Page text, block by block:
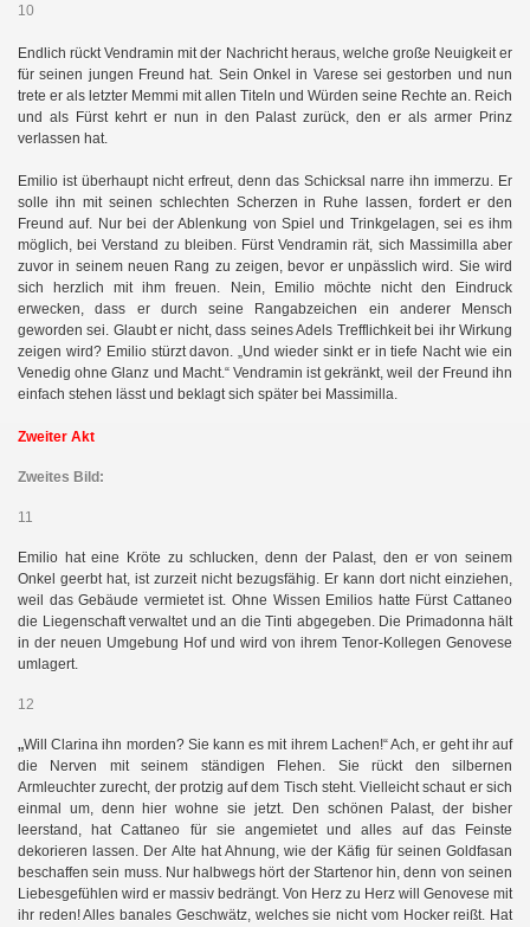
10
Endlich rückt Vendramin mit der Nachricht heraus, welche große Neuigkeit er
für seinen jungen Freund hat. Sein Onkel in Varese sei gestorben und nun
trete er als letzter Memmi mit allen Titeln und Würden seine Rechte an. Reich
und als Fürst kehrt er nun in den Palast zurück, den er als armer Prinz
verlassen hat.
Emilio ist überhaupt nicht erfreut, denn das Schicksal narre ihn immerzu. Er
solle ihn mit seinen schlechten Scherzen in Ruhe lassen, fordert er den
Freund auf. Nur bei der Ablenkung von Spiel und Trinkgelagen, sei es ihm
möglich, bei Verstand zu bleiben. Fürst Vendramin rät, sich Massimilla aber
zuvor in seinem neuen Rang zu zeigen, bevor er unpässlich wird. Sie wird
sich herzlich mit ihm freuen. Nein, Emilio möchte nicht den Eindruck
erwecken, dass er durch seine Rangabzeichen ein anderer Mensch
geworden sei. Glaubt er nicht, dass seines Adels Trefflichkeit bei ihr Wirkung
zeigen wird? Emilio stürzt davon. „Und wieder sinkt er in tiefe Nacht wie ein
Venedig ohne Glanz und Macht.“ Vendramin ist gekränkt, weil der Freund ihn
einfach stehen lässt und beklagt sich später bei Massimilla.
Zweiter Akt
Zweites Bild:
11
Emilio hat eine Kröte zu schlucken, denn der Palast, den er von seinem
Onkel geerbt hat, ist zurzeit nicht bezugsfähig. Er kann dort nicht einziehen,
weil das Gebäude vermietet ist. Ohne Wissen Emilios hatte Fürst Cattaneo
die Liegenschaft verwaltet und an die Tinti abgegeben. Die Primadonna hält
in der neuen Umgebung Hof und wird von ihrem Tenor-Kollegen Genovese
umlagert.
12
„Will Clarina ihn morden? Sie kann es mit ihrem Lachen!“ Ach, er geht ihr auf
die Nerven mit seinem ständigen Flehen. Sie rückt den silbernen
Armleuchter zurecht, der protzig auf dem Tisch steht. Vielleicht schaut er sich
einmal um, denn hier wohne sie jetzt. Den schönen Palast, der bisher
leerstand, hat Cattaneo für sie angemietet und alles auf das Feinste
dekorieren lassen. Der Alte hat Ahnung, wie der Käfig für seinen Goldfasan
beschaffen sein muss. Nur halbwegs hört der Startenor hin, denn von seinen
Liebesgefühlen wird er massiv bedrängt. Von Herz zu Herz will Genovese mit
ihr reden! Alles banales Geschwätz, welches sie nicht vom Hocker reißt. Hat